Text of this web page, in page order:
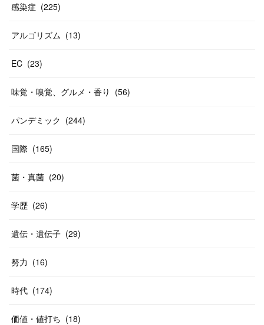
感染症 (225)
アルゴリズム (13)
EC (23)
味覚・嗅覚、グルメ・香り (56)
パンデミック (244)
国際 (165)
菌・真菌 (20)
学歴 (26)
遺伝・遺伝子 (29)
努力 (16)
時代 (174)
価値・値打ち (18)